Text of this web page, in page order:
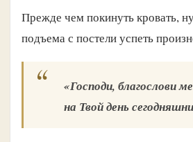
Прежде чем покинуть кровать,
подъема с постели успеть
«Господи, благослови
на Твой день